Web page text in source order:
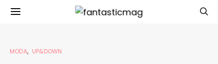
MODA UP&DOWN